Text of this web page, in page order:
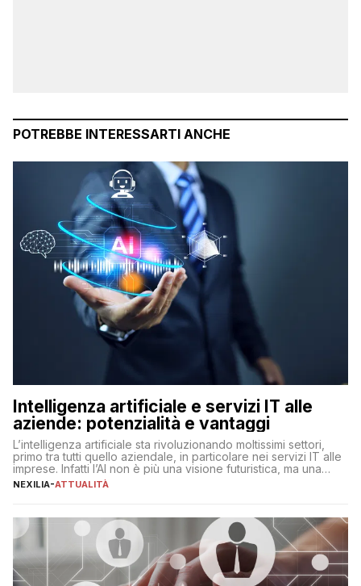
POTREBBE INTERESSARTI ANCHE
Intelligenza artificiale e servizi IT alle
aziende: potenzialità e vantaggi
L’intelligenza artificiale sta rivoluzionando moltissimi settori,
primo tra tutti quello aziendale, in particolare nei servizi IT alle
imprese. Infatti l’AI non è più una visione futuristica, ma una
realtà operativa che sta portando a un cambio significativo in
operazioni, bensì comporta […]
NEXILIA-ATTUALITÀ